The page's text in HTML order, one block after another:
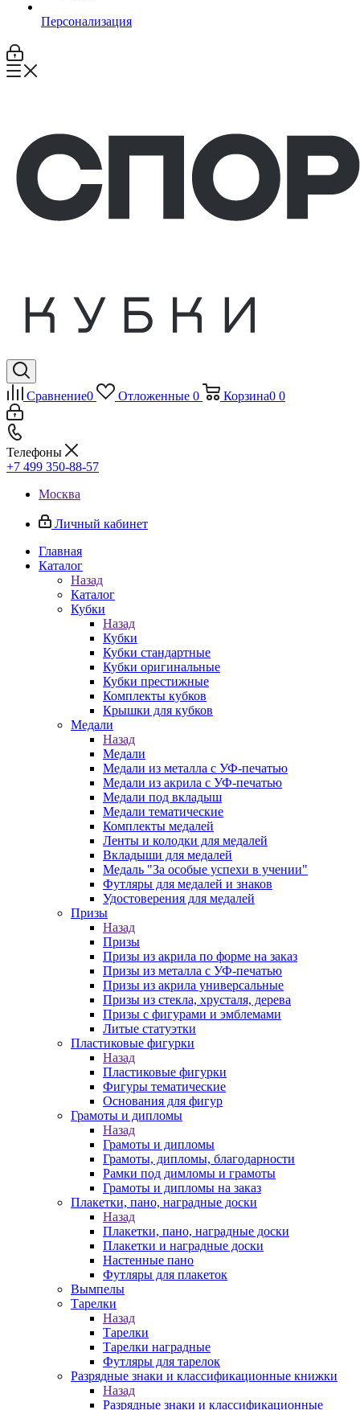
Персонализация
Сравнение0 Отложенные 0 Корзина0 0
Телефоны
+7 499 350-88-57
Москва
Личный кабинет
Главная
Каталог
Назад
Каталог
Кубки
Назад
Кубки
Кубки стандартные
Кубки оригинальные
Кубки престижные
Комплекты кубков
Крышки для кубков
Медали
Назад
Медали
Медали из металла с УФ-печатью
Медали из акрила с УФ-печатью
Медали под вкладыш
Медали тематические
Комплекты медалей
Ленты и колодки для медалей
Вкладыши для медалей
Медаль "За особые успехи в учении"
Футляры для медалей и знаков
Удостоверения для медалей
Призы
Назад
Призы
Призы из акрила по форме на заказ
Призы из металла с УФ-печатью
Призы из акрила универсальные
Призы из стекла, хрусталя, дерева
Призы с фигурами и эмблемами
Литые статуэтки
Пластиковые фигурки
Назад
Пластиковые фигурки
Фигуры тематические
Основания для фигур
Грамоты и дипломы
Назад
Грамоты и дипломы
Грамоты, дипломы, благодарности
Рамки под димломы и грамоты
Грамоты и дипломы на заказ
Плакетки, пано, наградные доски
Назад
Плакетки, пано, наградные доски
Плакетки и наградные доски
Настенные пано
Футляры для плакеток
Вымпелы
Тарелки
Назад
Тарелки
Тарелки наградные
Футляры для тарелок
Разрядные знаки и классификационные книжки
Назад
Разрядные знаки и классификационные